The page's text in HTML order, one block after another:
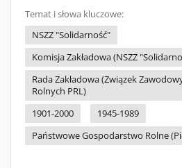
Temat i słowa kluczowe:
NSZZ "Solidarność"
Komisja Zakładowa (NSZZ
Rada Zakładowa (Związek
Rolnych PRL)
1901-2000
1945-1989
Państwowe Gospodarstwo Rolne